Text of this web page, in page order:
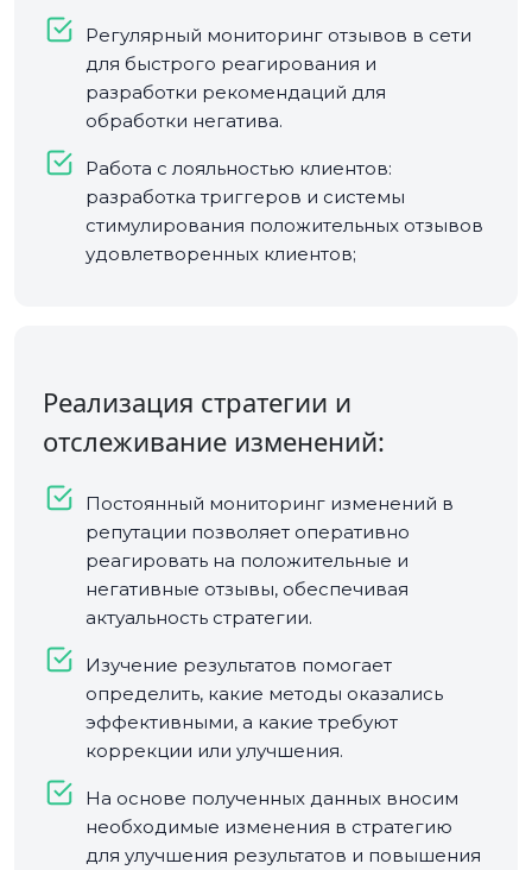
Регулярный мониторинг отзывов в сети
для быстрого реагирования и
разработки рекомендаций для
обработки негатива.
Работа с лояльностью клиентов:
разработка триггеров и системы
стимулирования положительных отзывов
удовлетворенных клиентов;
Реализация стратегии и
отслеживание изменений:
Постоянный мониторинг изменений в
репутации позволяет оперативно
реагировать на положительные и
негативные отзывы, обеспечивая
актуальность стратегии.
Изучение результатов помогает
определить, какие методы оказались
эффективными, а какие требуют
коррекции или улучшения.
На основе полученных данных вносим
необходимые изменения в стратегию
для улучшения результатов и повышения